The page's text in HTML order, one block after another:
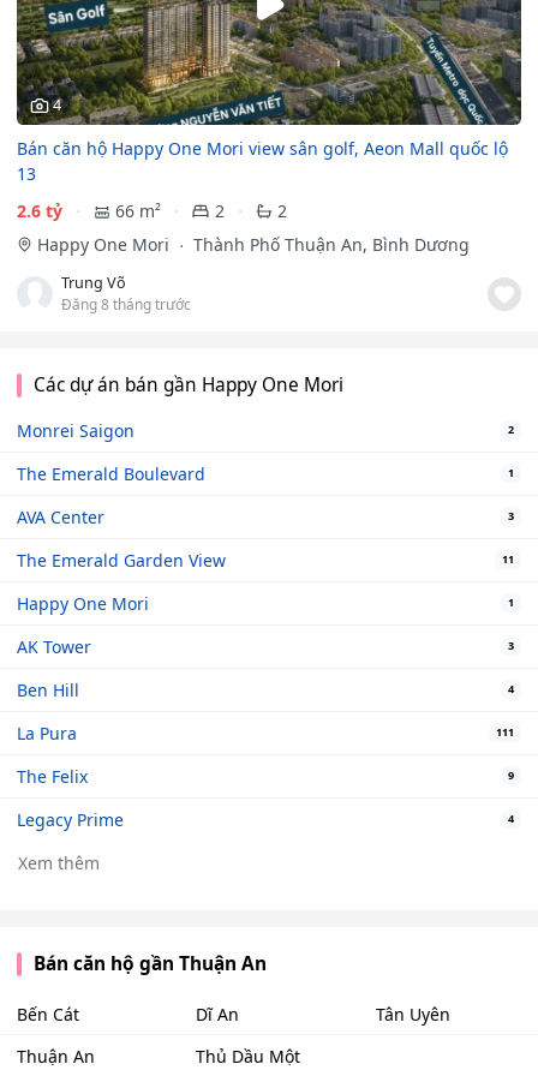
4
Bán căn hộ Happy One Mori view sân golf, Aeon Mall quốc lộ
13
2.6 tỷ
66 m² 2
2
Happy One Mori
Thành Phố Thuận An, Bình Dương
Trung Võ
Đăng 8 tháng trước
Các dự án bán gần Happy One Mori
Monrei Saigon 2
The Emerald Boulevard 1
AVA Center 3
The Emerald Garden View 11
Happy One Mori 1
AK Tower 3
Ben Hill 4
La Pura 111
The Felix 9
Legacy Prime 4
Xem thêm
Bán căn hộ gần Thuận An
Bến Cát Dĩ An
Tân Uyên
Thuận An
Thủ Dầu Một